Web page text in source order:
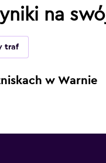
na
traf
w Warnie